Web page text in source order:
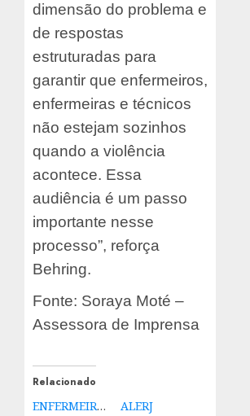
dimensão do problema e
de respostas
estruturadas para
garantir que enfermeiros,
enfermeiras e técnicos
não estejam sozinhos
quando a violência
acontece. Essa
audiência é um passo
importante nesse
processo”, reforça
Behring.
Fonte: Soraya Moté –
Assessora de Imprensa
Relacionado
ENFERMEIROS
ALERJ